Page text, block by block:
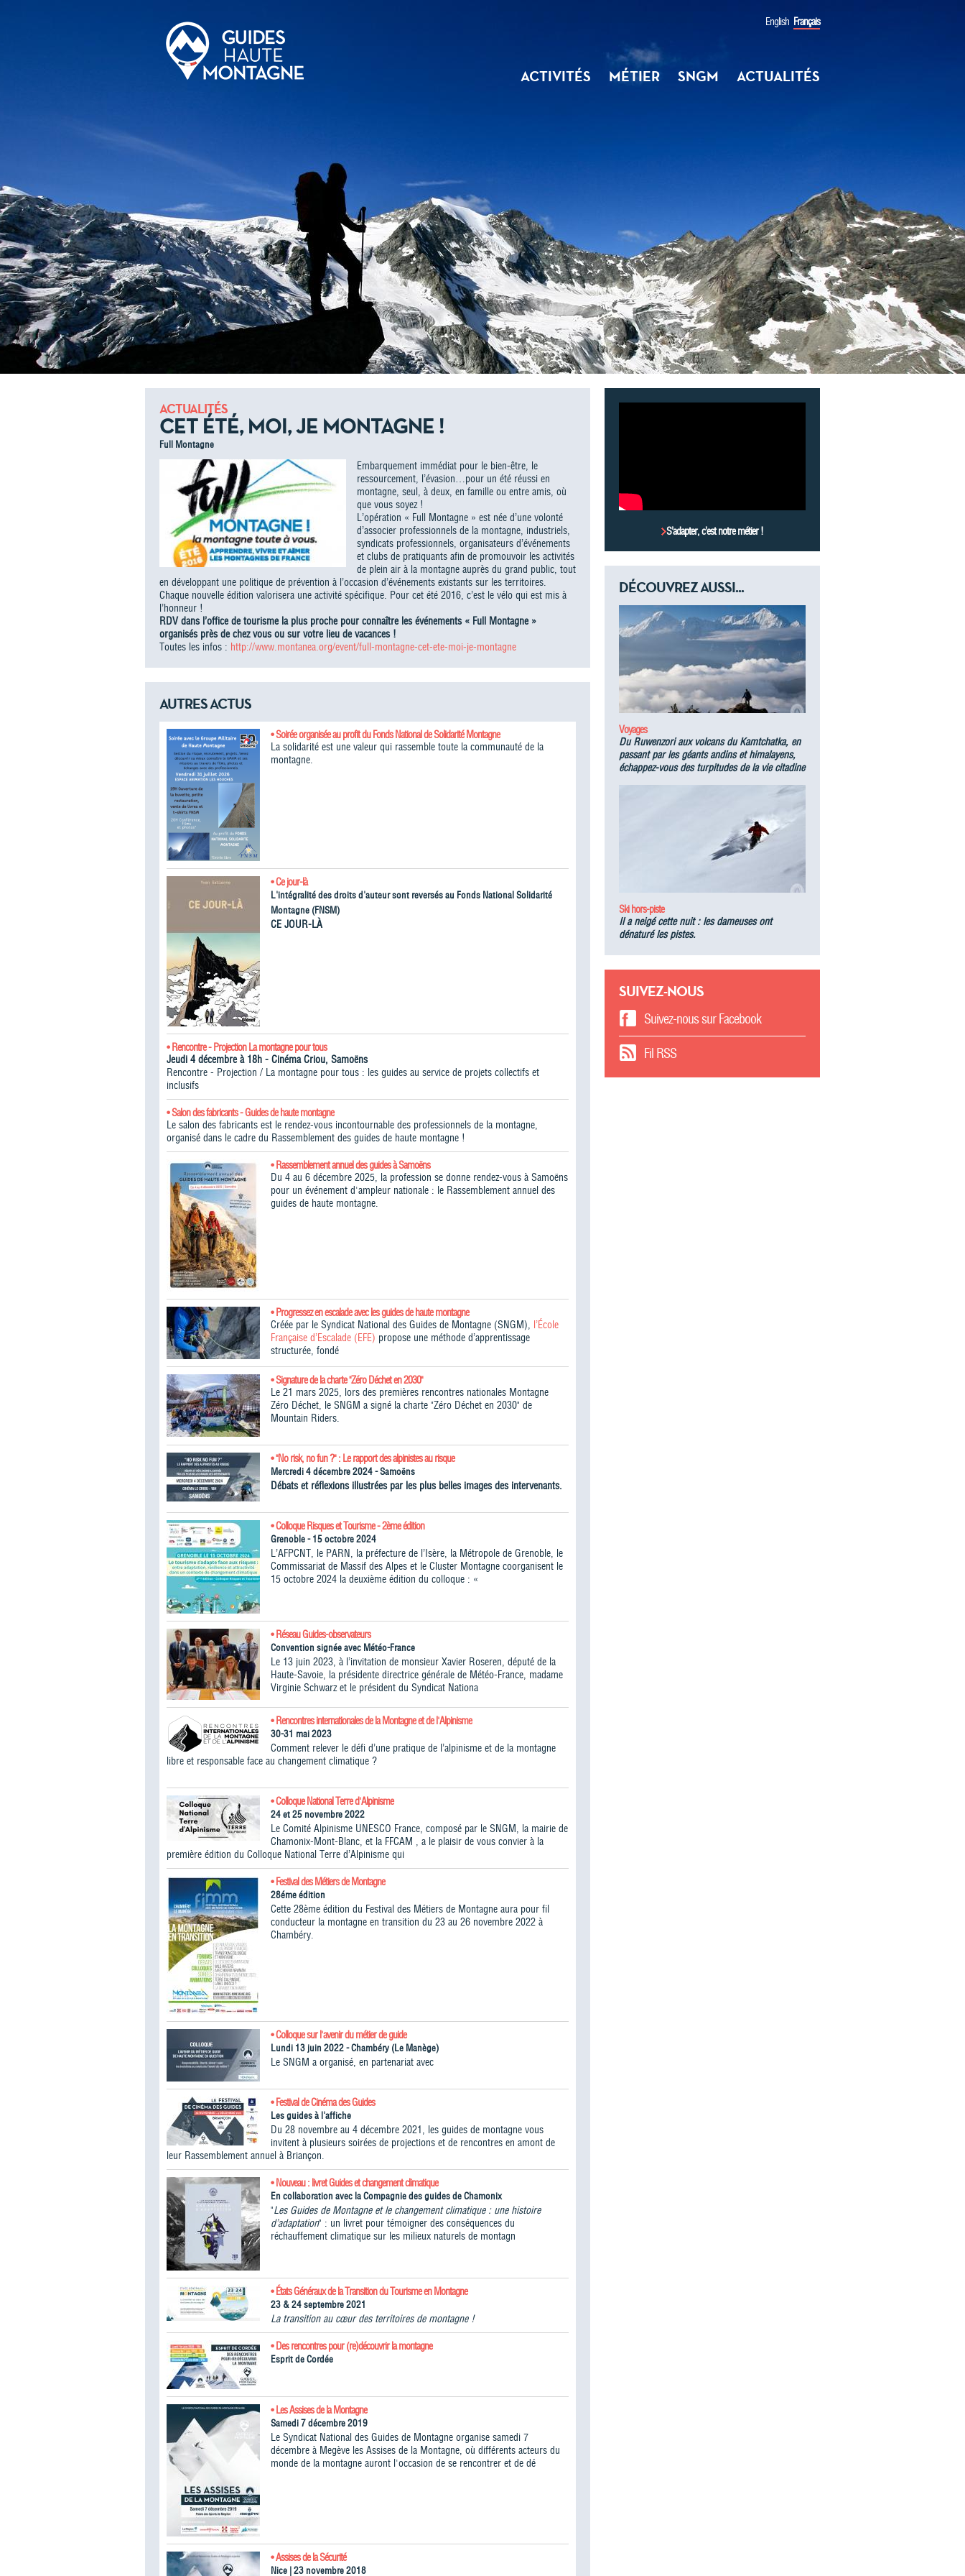
English Français
ACTIVITÉS MÉTIER SNGM ACTUALITÉS
ACTUALITÉS
CET ÉTÉ, MOI, JE MONTAGNE !
Full Montagne
Embarquement immédiat pour le bien-être, le
ressourcement, l’évasion…pour un été réussi en
montagne, seul, à deux, en famille ou entre amis, où
que vous soyez !
L’opération « Full Montagne » est née d’une volonté
d’associer professionnels de la montagne, industriels,
syndicats professionnels, organisateurs d’événements
et clubs de pratiquants afin de promouvoir les activités
de plein air à la montagne auprès du grand public, tout
en développant une politique de prévention à l’occasion d’événements existants sur les territoires.
Chaque nouvelle édition valorisera une activité spécifique. Pour cet été 2016, c’est le vélo qui est mis à
l’honneur !
RDV dans l’office de tourisme la plus proche pour connaître les événements « Full Montagne »
organisés près de chez vous ou sur votre lieu de vacances !
Toutes les infos : http://www.montanea.org/event/full-montagne-cet-ete-moi-je-montagne
AUTRES ACTUS
• Soirée organisée au profit du Fonds National de Solidarité Montagne
La solidarité est une valeur qui rassemble toute la communauté de la
montagne.
• Ce jour-là
L'intégralité des droits d'auteur sont reversés au Fonds National Solidarité
Montagne (FNSM)
CE JOUR-LÀ
• Rencontre - Projection La montagne pour tous
Jeudi 4 décembre à 18h - Cinéma Criou, Samoëns
Rencontre - Projection / La montagne pour tous : les guides au service de projets collectifs et
inclusifs
• Salon des fabricants - Guides de haute montagne
Le salon des fabricants est le rendez-vous incontournable des professionnels de la montagne,
organisé dans le cadre du Rassemblement des guides de haute montagne !​
• Rassemblement annuel des guides à Samoëns
Du 4 au 6 décembre 2025, la profession se donne rendez-vous à Samoëns
pour un événement d'ampleur nationale : le Rassemblement annuel des
guides de haute montagne.
• Progressez en escalade avec les guides de haute montagne
Créée par le Syndicat National des Guides de Montagne (SNGM), l’École
Française d’Escalade (EFE) propose une méthode d’apprentissage
structurée, fondé
• Signature de la charte "Zéro Déchet en 2030"
Le 21 mars 2025, lors des premières rencontres nationales Montagne
Zéro Déchet, le SNGM a signé la charte "Zéro Déchet en 2030" de
Mountain Riders.
• "No risk, no fun ?" : Le rapport des alpinistes au risque
Mercredi 4 décembre 2024 - Samoëns
Débats et réflexions illustrées par les plus belles images des intervenants.
• Colloque Risques et Tourisme - 2ème édition
Grenoble - 15 octobre 2024
L’AFPCNT, le PARN, la préfecture de l’Isère, la Métropole de Grenoble, le
Commissariat de Massif des Alpes et le Cluster Montagne coorganisent le
15 octobre 2024 la deuxième édition du colloque : «
• Réseau Guides-observateurs
Convention signée avec Météo-France
Le 13 juin 2023, à l’invitation de monsieur Xavier Roseren, député de la
Haute-Savoie, la présidente directrice générale de Météo-France, madame
Virginie Schwarz et le président du Syndicat Nationa
• Rencontres internationales de la Montagne et de l'Alpinisme
30-31 mai 2023
Comment relever le défi d’une pratique de l’alpinisme et de la montagne
libre et responsable face au changement climatique ?
• Colloque National Terre d'Alpinisme
24 et 25 novembre 2022
Le Comité Alpinisme UNESCO France, composé par le SNGM, la mairie de
Chamonix-Mont-Blanc, et la FFCAM , a le plaisir de vous convier à la
première édition du Colloque National Terre d’Alpinisme qui
• Festival des Métiers de Montagne
28éme édition
Cette 28ème édition du Festival des Métiers de Montagne aura pour fil
conducteur la montagne en transition du 23 au 26 novembre 2022 à
Chambéry.
• Colloque sur l'avenir du métier de guide
Lundi 13 juin 2022 - Chambéry (Le Manège)
Le SNGM a organisé, en partenariat avec
• Festival de Cinéma des Guides
Les guides à l'affiche
Du 28 novembre au 4 décembre 2021, les guides de montagne vous
invitent à plusieurs soirées de projections et de rencontres en amont de
leur Rassemblement annuel à Briançon.
• Nouveau : livret Guides et changement climatique
En collaboration avec la Compagnie des guides de Chamonix
"Les Guides de Montagne et le changement climatique : une histoire
d’adaptation" : un livret pour témoigner des conséquences du
réchauffement climatique sur les milieux naturels de montagn
• États Généraux de la Transition du Tourisme en Montagne
23 & 24 septembre 2021
La transition au cœur des territoires de montagne !
• Des rencontres pour (re)découvrir la montagne
Esprit de Cordée
• Les Assises de la Montagne
Samedi 7 décembre 2019
Le Syndicat National des Guides de Montagne organise samedi 7
décembre à Megève les Assises de la Montagne, où différents acteurs du
monde de la montagne auront l'occasion de se rencontrer et de dé
• Assises de la Sécurité
Nice | 23 novembre 2018
S’adapter, c’est notre métier !
DÉCOUVREZ AUSSI...
Voyages
Du Ruwenzori aux volcans du Kamtchatka, en
passant par les géants andins et himalayens,
échappez-vous des turpitudes de la vie citadine
Ski hors-piste
Il a neigé cette nuit : les dameuses ont
dénaturé les pistes.
SUIVEZ-NOUS
Suivez-nous sur Facebook
Fil RSS